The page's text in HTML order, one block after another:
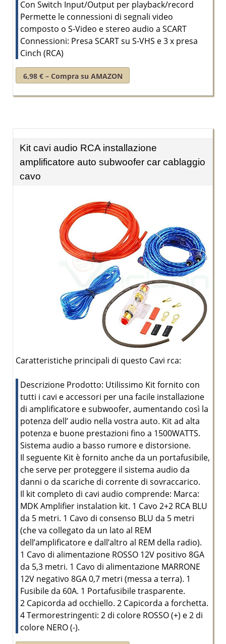
Con Switch Input/Output per playback/record
Permette le connessioni di segnali video
composto o S-Video e stereo audio a SCART
Connessioni: Presa SCART su S-VHS e 3 x presa
Cinch (RCA)
6,98 € – Compra su AMAZON
Kit cavi audio RCA installazione
amplificatore auto subwoofer car cablaggio
cavo
Caratteristiche principali di questo Cavi rca:
Descrizione Prodotto: Utilissimo Kit fornito con
tutti i cavi e accessori per una facile installazione
di amplificatore e subwoofer, aumentando così la
potenza dell’ audio nella vostra auto. Kit ad alta
potenza e buone prestazioni fino a 1500WATTS.
Sistema audio a basso rumore e distorsione.
Il seguente Kit è fornito anche da un portafusibile,
che serve per proteggere il sistema audio da
danni o da scariche di corrente di sovraccarico.
Il kit completo di cavi audio comprende: Marca:
MDK Amplifier instalation kit. 1 Cavo 2+2 RCA BLU
da 5 metri. 1 Cavo di consenso BLU da 5 metri
(che va collegato da un lato al REM
dell’amplificatore e dall’altro al REM della radio).
1 Cavo di alimentazione ROSSO 12V positivo 8GA
da 5,3 metri. 1 Cavo di alimentazione MARRONE
12V negativo 8GA 0,7 metri (messa a terra). 1
Fusibile da 60A. 1 Portafusibile trasparente.
2 Capicorda ad occhiello. 2 Capicorda a forchetta.
4 Termorestringenti: 2 di colore ROSSO (+) e 2 di
colore NERO (-).